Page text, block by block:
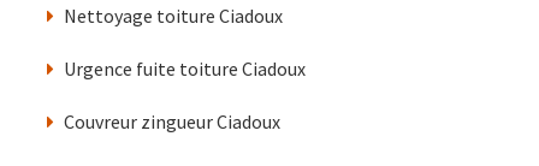
Nettoyage toiture Ciadoux
Urgence fuite toiture Ciadoux
Couvreur zingueur Ciadoux